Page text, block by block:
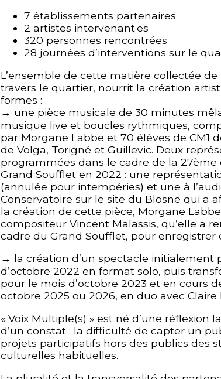
7 établissements partenaires
2 artistes intervenant·es
320 personnes rencontrées
28 journées d’interventions sur le
L’ensemble de cette matière collectée
travers le quartier, nourrit la création
formes :
→ une pièce musicale de 30 minutes
musique live et boucles rythmiques,
par Morgane Labbe et 70 élèves de CM1
de Volga, Torigné et Guillevic. Deux
programmées dans le cadre de la 27ème
Grand Soufflet en 2022 : une
(annulée pour intempéries) et une à
Conservatoire sur le site du Blosne qui a
la création de cette pièce, Morgane
compositeur Vincent Malassis, qu’elle a
cadre du Grand Soufflet, pour enregistrer
→ la création d’un spectacle initialement
d’octobre 2022 en format solo, puis
pour le mois d’octobre 2023 et en cours
octobre 2025 ou 2026, en duo avec Claire
« Voix Multiple(s) » est né d’une réflexion
d’un constat : la difficulté de capter un
projets participatifs hors des publics des
culturelles habituelles.